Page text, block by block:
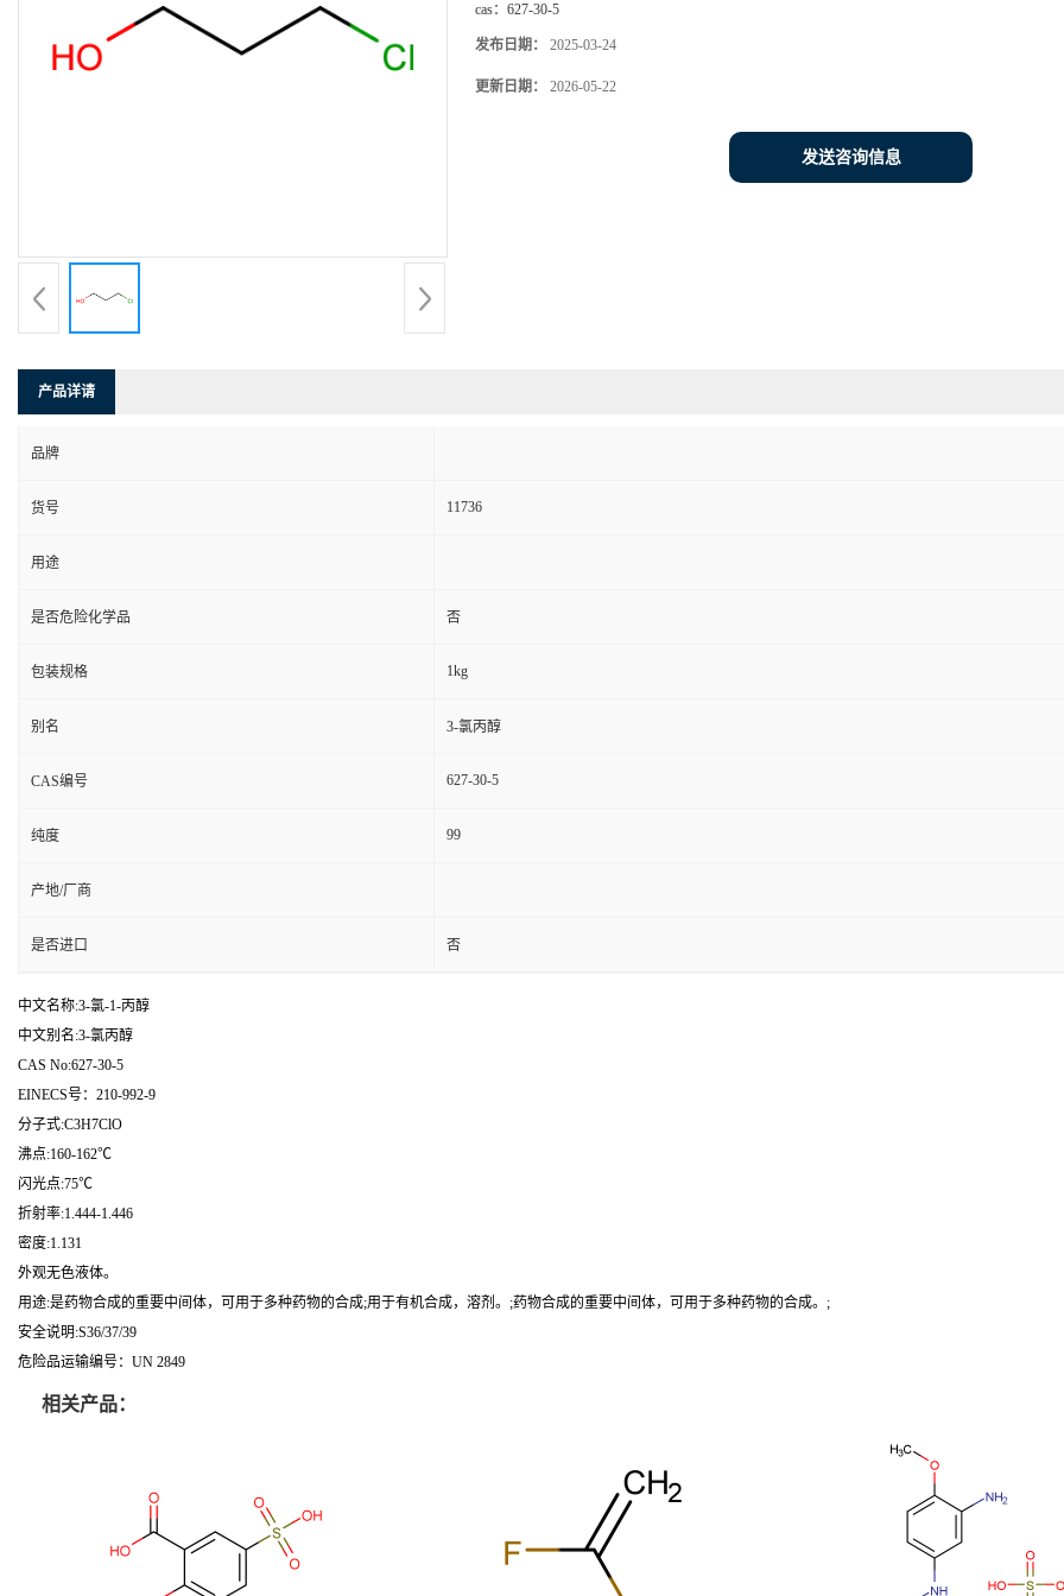
cas： 627-30-5
发布日期： 2025-03-24
更新日期： 2026-05-22
发送咨询信息
产品详请
品牌
货号 11736
用途
是否危险化学品 否
包装规格 1kg
别名 3-氯丙醇
CAS编号 627-30-5
纯度 99
产地/厂商
是否进口 否
中文名称:3-氯-1-丙醇
中文别名:3-氯丙醇
CAS No:627-30-5
EINECS号：210-992-9
分子式:C3H7ClO
沸点:160-162℃
闪光点:75℃
折射率:1.444-1.446
密度:1.131
外观无色液体。
用途:是药物合成的重要中间体，可用于多种药物的合成;用于有机合成，溶剂。;药物合成的重要中间体，可用于多种药物的合成。;
安全说明:S36/37/39
危险品运输编号：UN 2849
相关产品：